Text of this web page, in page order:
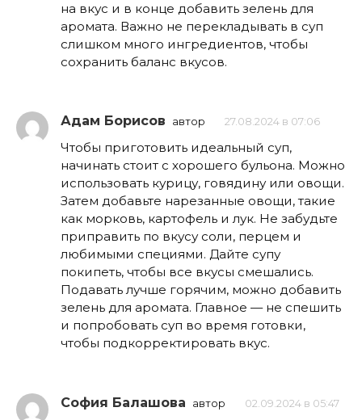
на вкус и в конце добавить зелень для
аромата. Важно не перекладывать в суп
слишком много ингредиентов, чтобы
сохранить баланс вкусов.
Адам Борисов автор 27.08.2024 в 07:06
Чтобы приготовить идеальный суп,
начинать стоит с хорошего бульона. Можно
использовать курицу, говядину или овощи.
Затем добавьте нарезанные овощи, такие
как морковь, картофель и лук. Не забудьте
приправить по вкусу соли, перцем и
любимыми специями. Дайте супу
покипеть, чтобы все вкусы смешались.
Подавать лучше горячим, можно добавить
зелень для аромата. Главное — не спешить
и попробовать суп во время готовки,
чтобы подкорректировать вкус.
София Балашова автор 02.09.2024 в 05:47